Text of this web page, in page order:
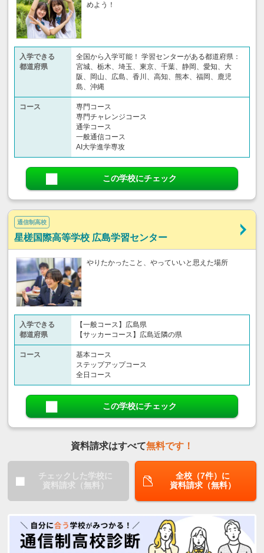
めよう！
入学できる
都道府県
全国から入学可能！ 学習センターがある都道府県：
宮城、栃木、埼玉、東京、千葉、静岡、愛知、大
阪、岡山、広島、香川、高知、熊本、福岡、鹿児
島、沖縄
コース
専門コース
専門チャレンジコース
通学コース
一般通信コース
AI大学進学専攻
この学校にチェック
通信制高校
星槎国際高等学校 広島学習センター
やりたかったこと、やっていいと思えた場所
入学できる
都道府県
【一般コース】広島県
【サッカーコース】広島近隣の県
コース
基本コース
ステップアップコース
全日コース
この学校にチェック
資料請求はすべて無料です！
チェックした学校に
資料請求（無料）
全校（7件）に
資料請求（無料）